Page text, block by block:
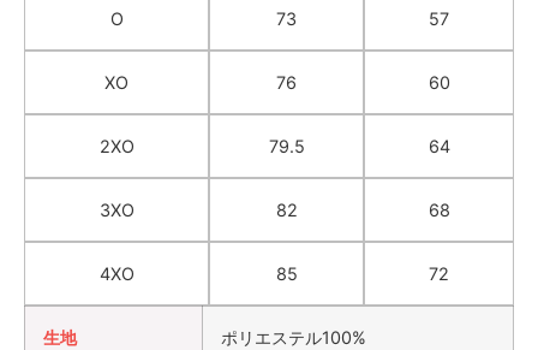
O 73 57
XO 76 60
2XO 79.5 64
3XO 82 68
4XO 85 72
生地 ポリエステル100%